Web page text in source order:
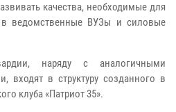
качества, необходимые для
в ведомственные ВУЗы и силовые
наряду с аналогичными
входят в структуру созданного в
клуба «Патриот 35».